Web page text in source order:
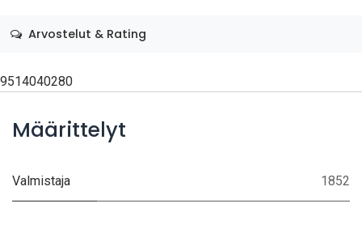
Arvostelut & Rating
9514040280
Määrittelyt
Valmistaja 1852